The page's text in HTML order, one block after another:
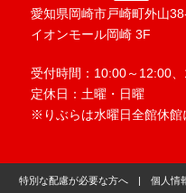
愛知県岡崎市戸崎町外山
イオンモール岡崎 3F
受付時間：10:00～12:00
定休日：土曜・日曜
※りぶらは水曜日全館休館
特別な配慮が必要な方へ | 個人情